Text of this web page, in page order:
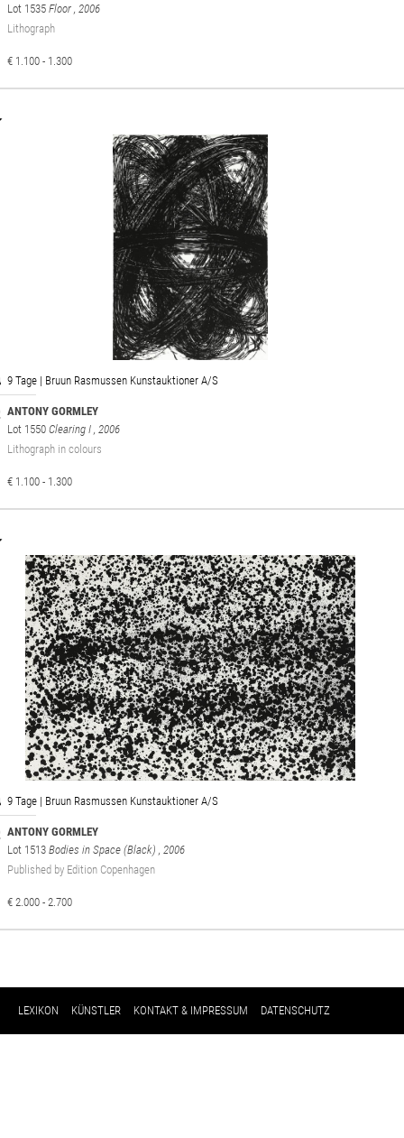
Lot 1535 Floor , 2006
Lithograph
€ 1.100 - 1.300
9 Tage | Bruun Rasmussen Kunstauktioner A/S
ANTONY GORMLEY
Lot 1550 Clearing I , 2006
Lithograph in colours
€ 1.100 - 1.300
9 Tage | Bruun Rasmussen Kunstauktioner A/S
ANTONY GORMLEY
Lot 1513 Bodies in Space (Black) , 2006
Published by Edition Copenhagen
€ 2.000 - 2.700
LEXIKON KÜNSTLER KONTAKT & IMPRESSUM DATENSCHUTZ